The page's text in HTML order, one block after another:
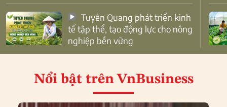
tế tập thể, tạo động lực cho nông
nghiệp bền vững
Nổi bật trên VnBusiness